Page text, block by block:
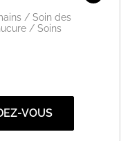
/ Soin des
/ Soins
VOUS